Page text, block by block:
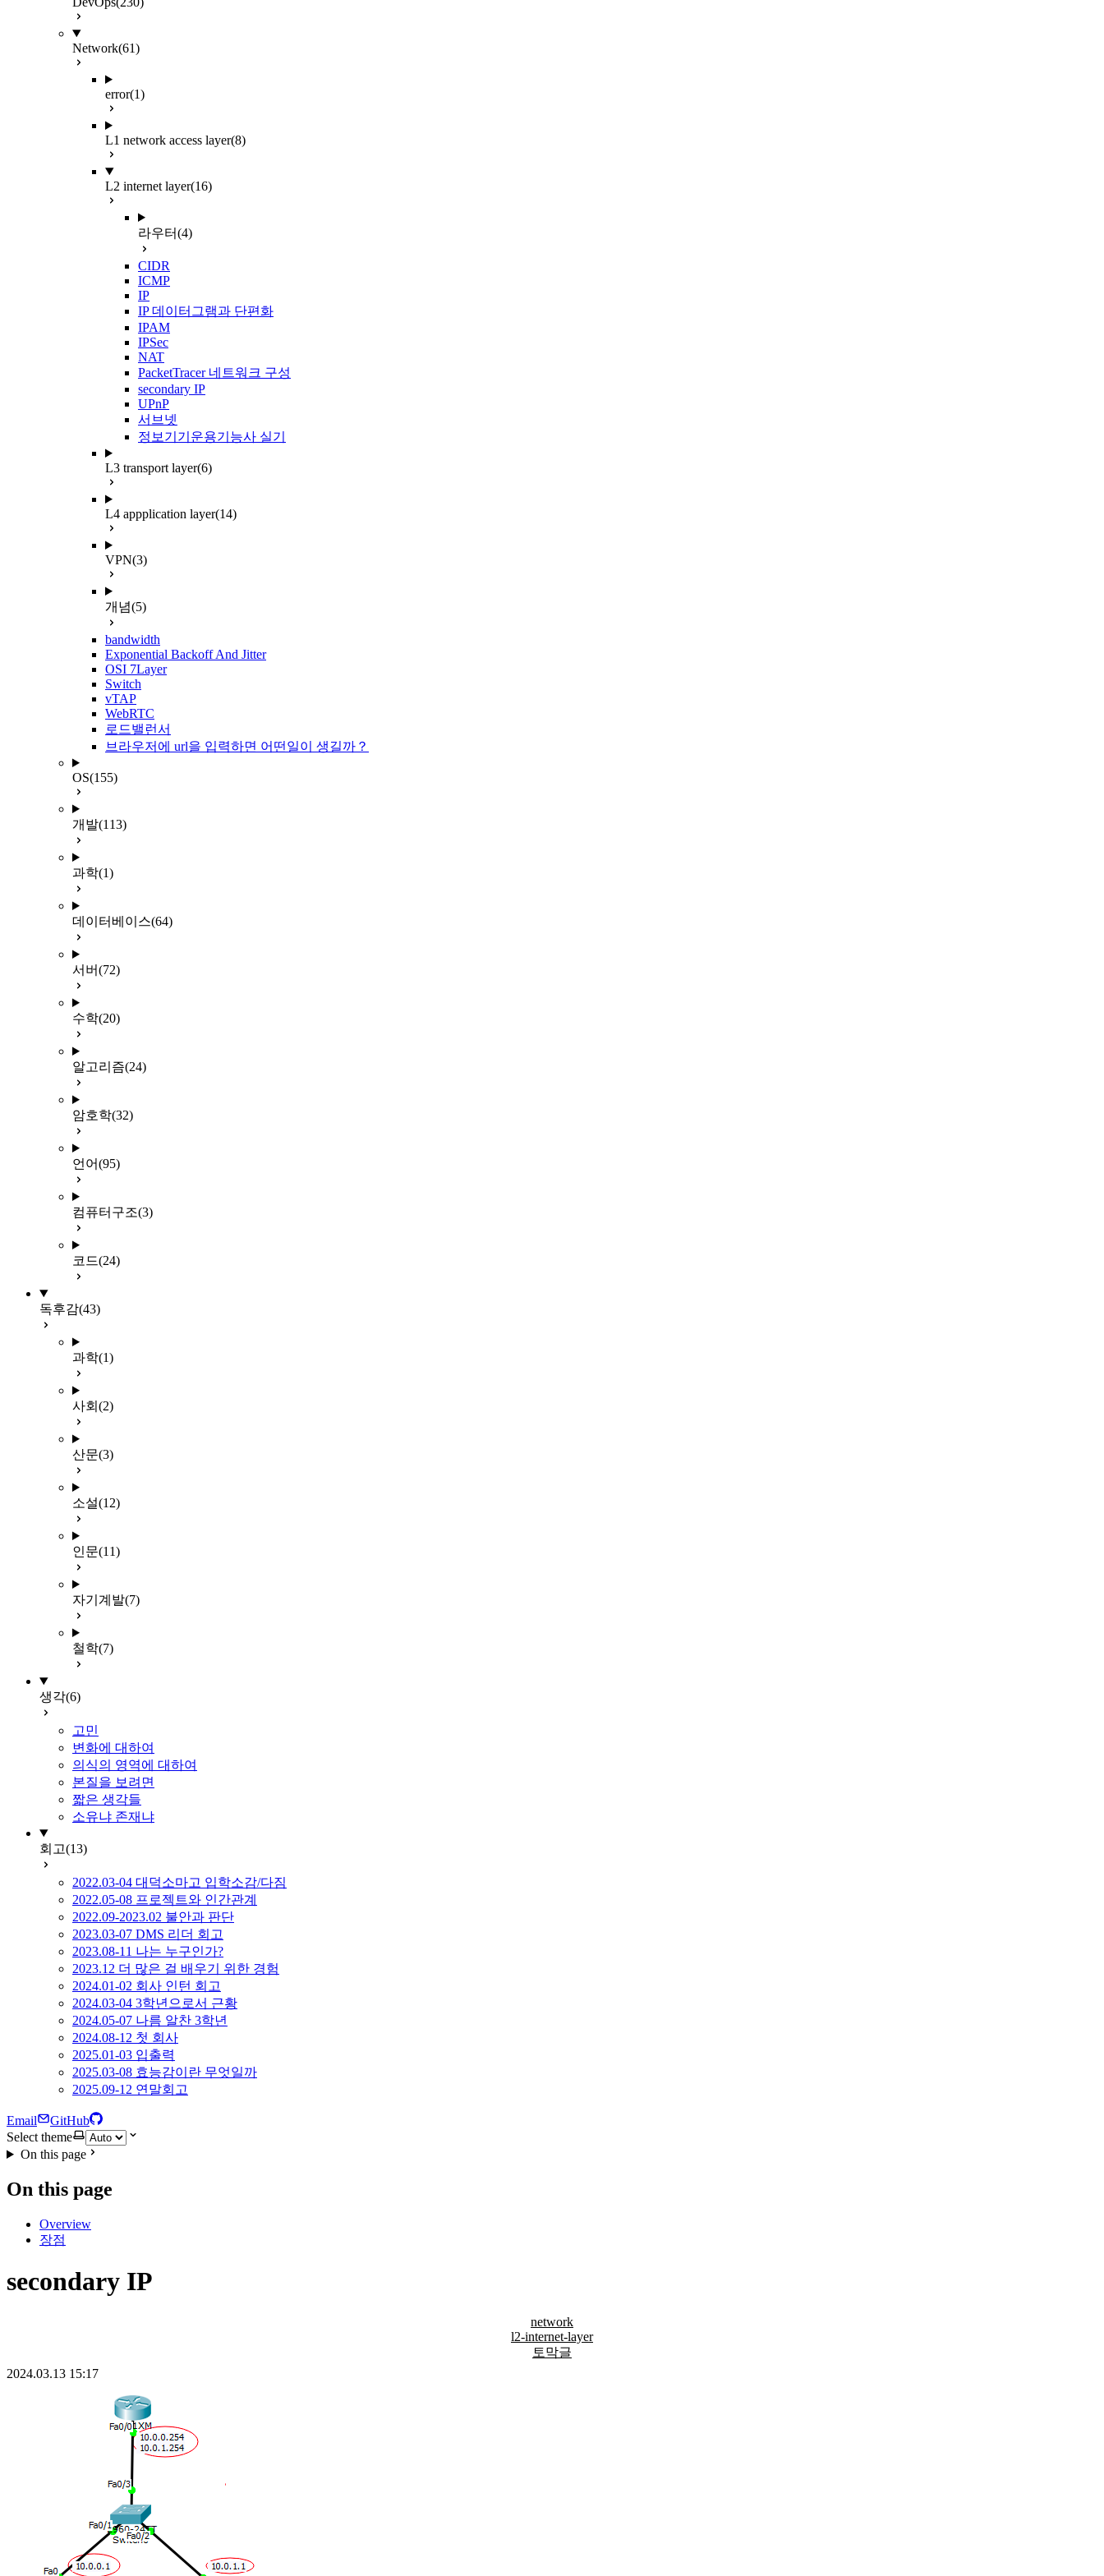
Network(61)
error(1)
L1 network access layer(8)
L2 internet layer(16)
라우터(4)
CIDR
ICMP
IP
IP 데이터그램과 단편화
IPAM
IPSec
NAT
PacketTracer 네트워크 구성
secondary IP
UPnP
서브넷
정보기기운용기능사 실기
L3 transport layer(6)
L4 appplication layer(14)
VPN(3)
개념(5)
bandwidth
Exponential Backoff And Jitter
OSI 7Layer
Switch
vTAP
WebRTC
로드밸런서
브라우저에 url을 입력하면 어떤일이 생길까？
OS(155)
개발(113)
과학(1)
데이터베이스(64)
서버(72)
수학(20)
알고리즘(24)
암호학(32)
언어(95)
컴퓨터구조(3)
코드(24)
독후감(43)
과학(1)
사회 (2)
산문(3)
소설(12)
인문(11)
자기계발(7)
철학(7)
생각(6)
고민
변화에 대하여
의식의 영역에 대하여
본질을 보려면
짧은 생각들
소유냐 존재냐
회고(13)
2022.03-04 대덕소마고 입학소감/다짐
2022.05-08 프로젝트와 인간관계
2022.09-2023.02 불안과 판단
2023.03-07 DMS 리더 회고
2023.08-11 나는 누구인가?
2023.12 더 많은 걸 배우기 위한 경험
2024.01-02 회사 인턴 회고
2024.03-04 3학년으로서 근황
2024.05-07 나름 알찬 3학년
2024.08-12 첫 회사
2025.01-03 입출력
2025.03-08 효능감이란 무엇일까
2025.09-12 연말회고
Email
GitHub
Select theme
On this page
On this page
Overview
장점
secondary IP
network
l2-internet-layer
토막글
2024.03.13 15:17